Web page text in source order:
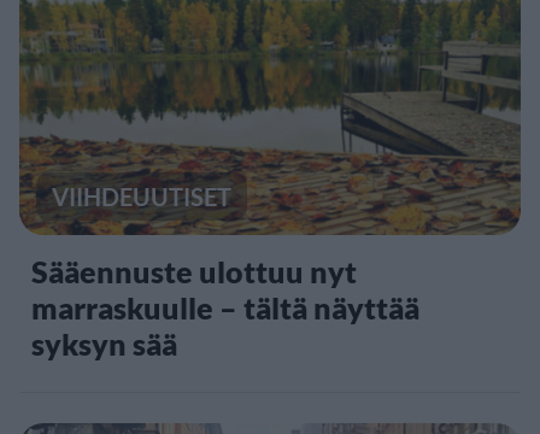
VIIHDEUUTISET
Sääennuste ulottuu nyt
marraskuulle – tältä näyttää
syksyn sää